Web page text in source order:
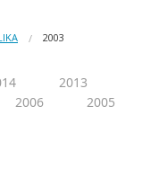
2003
2013
2006
2005